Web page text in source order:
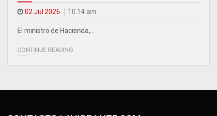
02 Jul 2026 10.14 am
El ministro de Hacienda,…
CONTINUE READING